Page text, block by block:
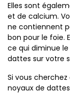
Elles sont
et de calcium.
ne contiennent
bon pour le foie.
ce qui diminue le
dattes sur votre
Si vous
noyaux de